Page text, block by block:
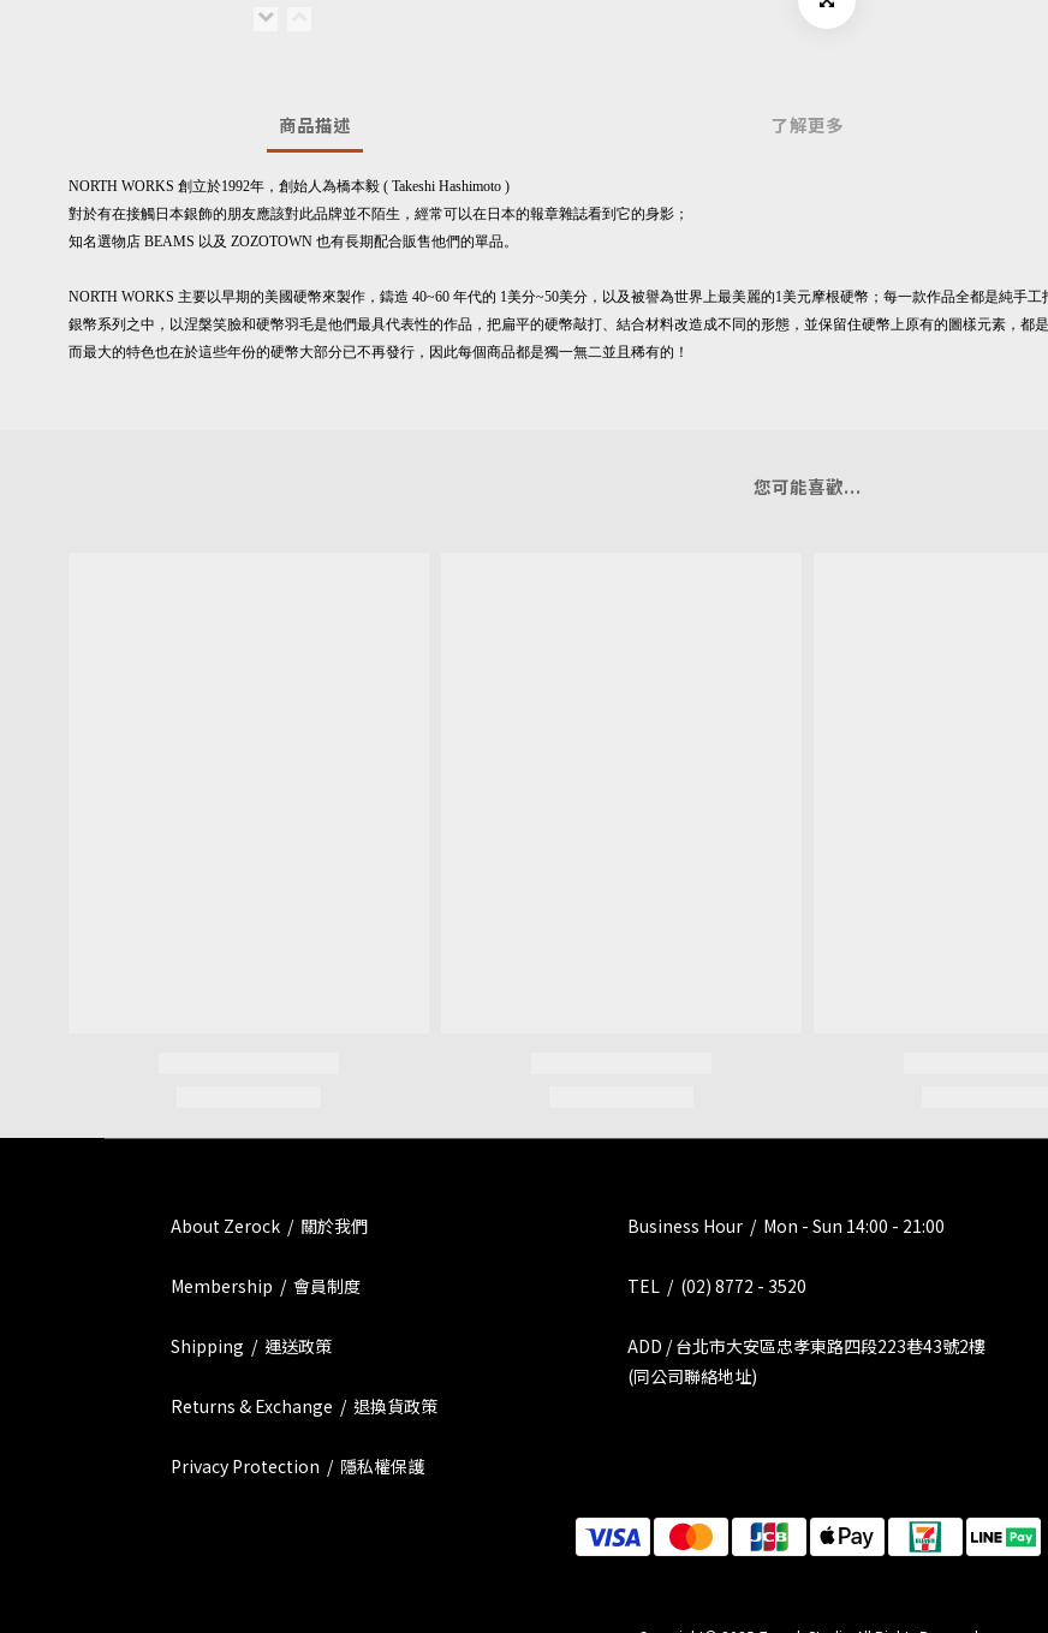
商品描述 了解更多
NORTH WORKS 創立於1992年，創始人為橋本毅 ( Takeshi Hashimoto )
對於有在接觸日本銀飾的朋友應該對此品牌並不陌生， 經常可以在日本的報章雜誌看到它的身影；
知名選物店 BEAMS 以及 ZOZOTOWN 也有長期配合販售他們的單品。
NORTH WORKS 主要以早期的美國硬幣來製作， 鑄造 40~60 年代的 1美分~50美分， 以及被譽為世界上最美麗的1美元摩根硬幣；每一款作品全都是純手工
銀幣系列之中，以涅槃笑臉和硬幣羽毛是他們最具代表性的作品， 把扁平的硬幣敲打、結合材料改造成不同的形態， 並保留住硬幣上原有的圖樣元素，都
而最大的特色也在於這些年份的硬幣大部分已不再發行， 因此每個商品都是獨一無二並且稀有的！
您可能喜歡...
About Zerock / 關於我們
Membership / 會員制度
Shipping / 運送政策
Returns & Exchange / 退換貨政策
Privacy Protection / 隱私權保護
Business Hour / Mon - Sun 14:00 - 21:00
TEL / (02) 8772 - 3520
ADD / 台北市大安區忠孝東路四段223巷43號2樓
(同公司聯絡地址)